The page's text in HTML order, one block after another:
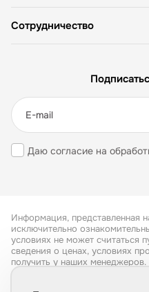
Сотрудничество
Даю согласие на
Информация, представленная
исключительно
условиях не может считаться
сведения о ценах, условиях
получить у наших менеджеров.